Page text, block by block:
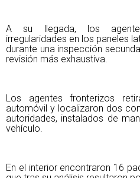
A su llegada, los
irregularidades en los paneles
durante una inspección
revisión más exhaustiva.
Los agentes fronterizos
automóvil y localizaron dos
autoridades, instalados de
vehículo.
En el interior encontraron 16